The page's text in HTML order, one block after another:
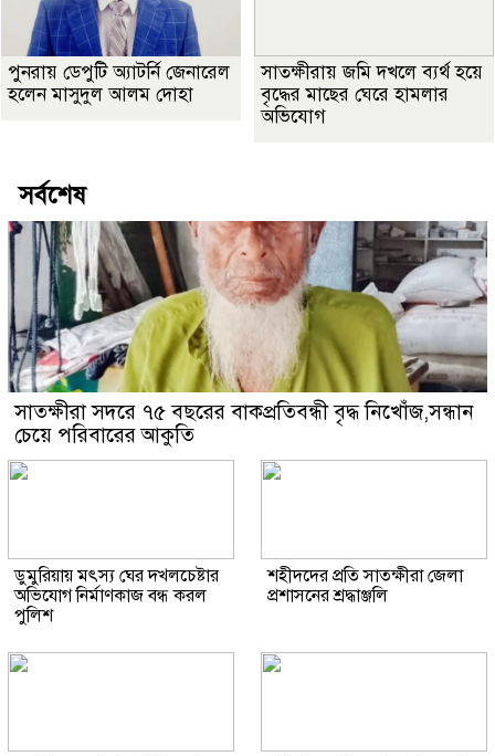
পুনরায় ডেপুটি অ্যাটর্নি জেনারেল
হলেন মাসুদুল আলম দোহা
সাতক্ষীরায় জমি দখলে ব্যর্থ হয়ে
বৃদ্ধের মাছের ঘেরে হামলার
অভিযোগ
সর্বশেষ
সাতক্ষীরা সদরে ৭৫ বছরের বাকপ্রতিবন্ধী বৃদ্ধ নিখোঁজ,সন্ধান
চেয়ে পরিবারের আকুতি
ডুমুরিয়ায় মৎস্য ঘের দখলচেষ্টার
অভিযোগ নির্মাণকাজ বন্ধ করল
পুলিশ
শহীদদের প্রতি সাতক্ষীরা জেলা
প্রশাসনের শ্রদ্ধাঞ্জলি